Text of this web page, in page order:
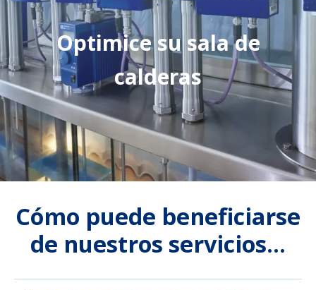
Optimice su sala de
calderas
Cómo puede beneficiarse
de nuestros servicios...